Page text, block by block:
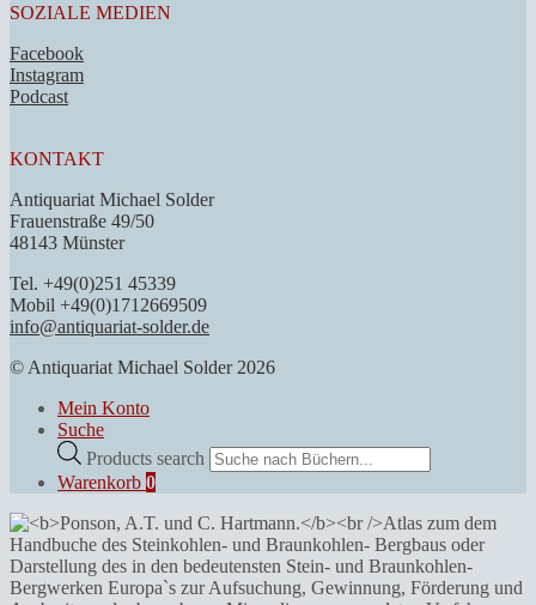
SOZIALE MEDIEN
Facebook
Instagram
Podcast
KONTAKT
Antiquariat Michael Solder
Frauenstraße 49/50
48143 Münster
Tel. +49(0)251 45339
Mobil +49(0)1712669509
info@antiquariat-solder.de
© Antiquariat Michael Solder 2026
Mein Konto
Suche
Products search
Warenkorb 0